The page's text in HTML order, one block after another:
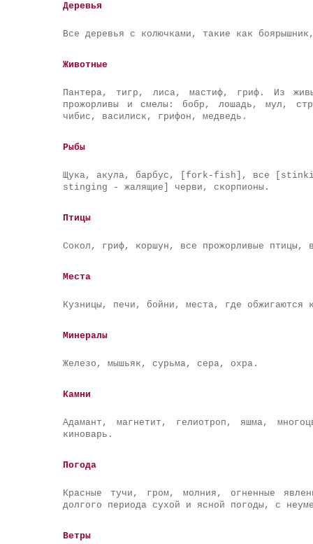
Деревья
Все деревья с колючками, такие как
Животные
Пантера, тигр, лиса, мастиф, гриф. Из
прожорливы и смелы: бобр, лошадь, мул,
чибис, василиск, грифон, медведь.
Рыбы
Щука, акула, барбус, [fork-fish], все [stinking
stinging - жалящие] черви, скорпионы.
Птицы
Сокол, гриф, коршун, все прожорливые
Места
Кузницы, печи, бойни, места, где обжигаются
Минералы
Железо, мышьяк, сурьма, сера, охра.
Камни
Адамант, магнетит, гелиотроп, яшма,
киноварь.
Погода
Красные тучи, гром, молния, огненные
долгого периода сухой и ясной погоды, с
Ветры